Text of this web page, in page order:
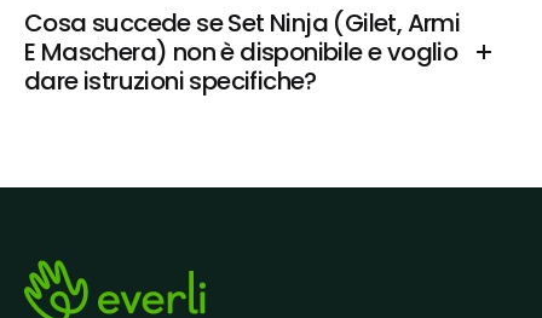
Cosa succede se Set Ninja (Gilet, Armi
E Maschera) non è disponibile e voglio
dare istruzioni specifiche?